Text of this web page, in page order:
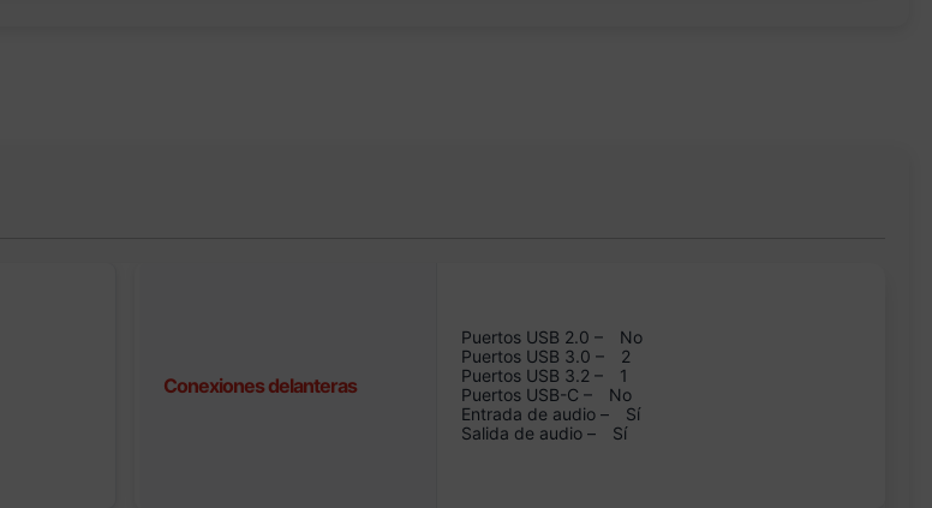
Conexiones delanteras
Puertos USB 2.0 –
No
Puertos USB 3.0 –
2
Puertos USB 3.2 –
1
Puertos USB-C –
No
Entrada de audio –
Sí
Salida de audio –
Sí